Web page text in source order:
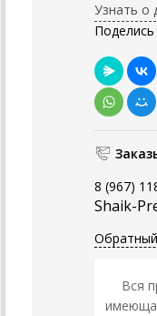
Узнать о
Поделись
8 (967)
Shaik-
Вся